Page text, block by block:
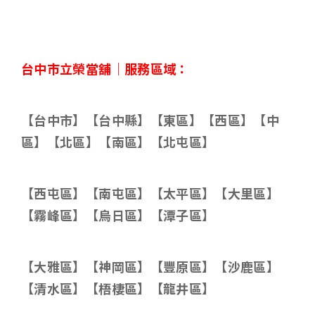
台中市立榮當舖｜服務區域：
【台中市】【台中縣】【東區】【西區】【中
區】【北區】【南區】【北屯區】
【西屯區】【南屯區】【太平區】【大里區】
【霧峰區】【烏日區】【潭子區】
【大雅區】【神岡區】【豐原區】【沙鹿區】
【清水區】【梧棲區】【龍井區】